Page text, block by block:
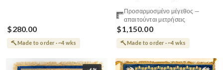
$280.00
Made to order · ~4 wks
Προσαρμοσμένο μέγεθος —
απαιτούνται μετρήσεις
$1,150.00
Made to order · ~4 wks